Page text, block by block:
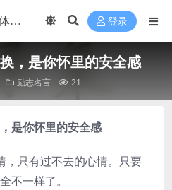
登录
，是你怀里的安全感
励志名言 21
是你怀里的安全感
只有过不去的心情。只要
不一样了。